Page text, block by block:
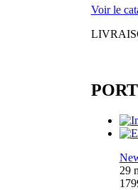
Voir le
29